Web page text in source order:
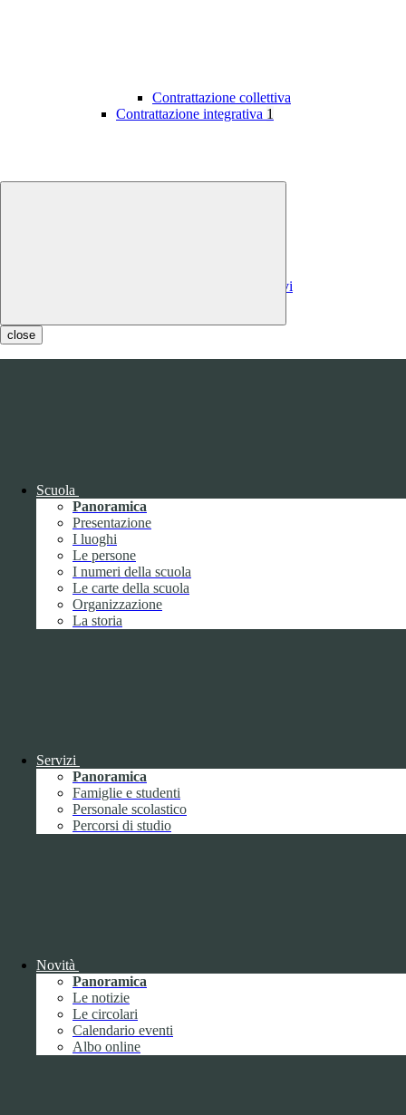
close
Scuola
Panoramica
Presentazione
I luoghi
Le persone
I numeri della scuola
Le carte della scuola
Organizzazione
La storia
Servizi
Panoramica
Famiglie e studenti
Personale scolastico
Percorsi di studio
Novità
Panoramica
Le notizie
Le circolari
Calendario eventi
Albo online
Contrattazione collettiva
Contrattazione integrativa 1
Costi contratti integrativi
Bandi di concorso
Bandi di concorso (da pubblicare in
tabelle)
Performance1
Sistema di misurazione e valutazione della
performance